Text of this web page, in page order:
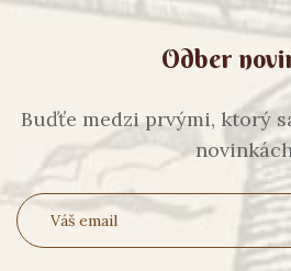
Odber
Buďťe medzi prvými, ktorý